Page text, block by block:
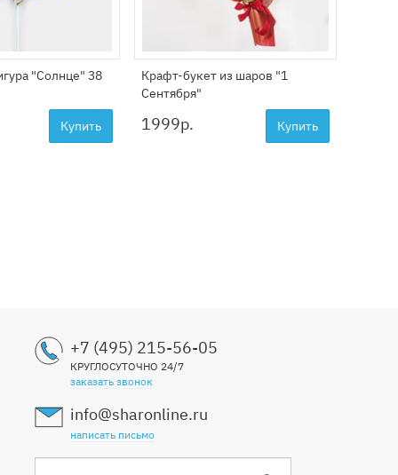
"Солнце" 38
Купить
Крафт-букет из шаров "1
Сентября"
1999р. Купить
+7 (495) 215-56-05
КРУГЛОСУТОЧНО 24/7
заказать звонок
info@sharonline.ru
написать письмо